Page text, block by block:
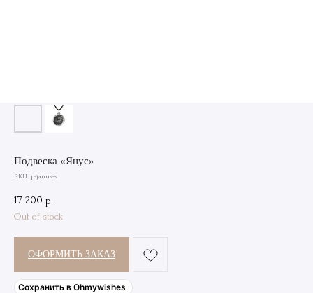
Подвеска «Янус»
SKU: p-janus-s
17 200 р.
Out of stock
ОФОРМИТЬ ЗАКАЗ
Сохранить в Ohmywishes